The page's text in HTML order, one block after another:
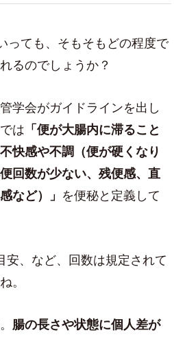
っても、そもそもどの程度で
るのでしょうか？
学会がガイドラインを出し
は 「便が大腸内に滞ること
快感や不調（便が硬くなり
回数が少ない、残便感、直
など）」 を便秘と定義して
安、など、回数は規定されて
。
腸の長さや状態に個人差が